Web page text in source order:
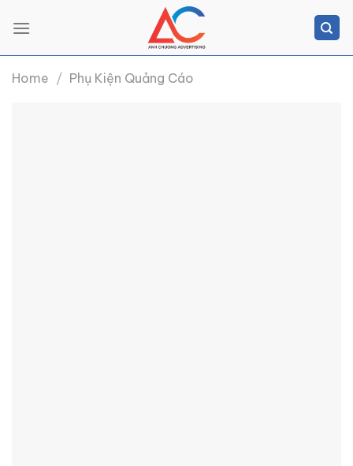
Home / Phụ Kiện Quảng Cáo